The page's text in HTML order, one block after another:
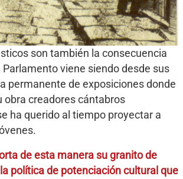
son también la consecuencia
viene siendo desde sus
permanente de exposiciones donde
obra creadores cántabros
ha querido al tiempo proyectar a
de esta manera su granito de
política de potenciación cultural que